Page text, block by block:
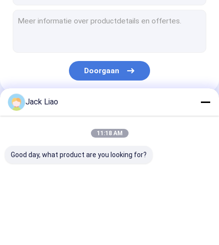
De Snijmachine van de transformatorkern
Transformatorkern die Lijst stapelen
Golfvin die Machine vormen
Kern die Machine scheuren
Doorgaan
Onze Categorieën
Jack Liao
11:18 AM
Good day, what product are you looking for?